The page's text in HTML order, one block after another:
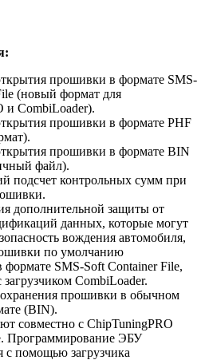
прошивки в формате SMS-
(новый формат для
и CombiLoader).
прошивки в формате PHF
прошивки в формате BIN
файл).
подсчет контрольных сумм при
дополнительной защиты от
данных, которые могут
вождения автомобиля,
по умолчанию
формате SMS-Soft Container File,
CombiLoader.
прошивки в обычном
(BIN).
совместно с ChipTuningPRO
Программирование ЭБУ
с помощью загрузчика